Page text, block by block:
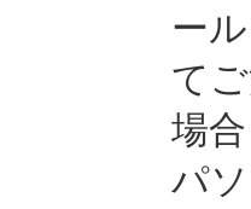
ー
て
場合
パ